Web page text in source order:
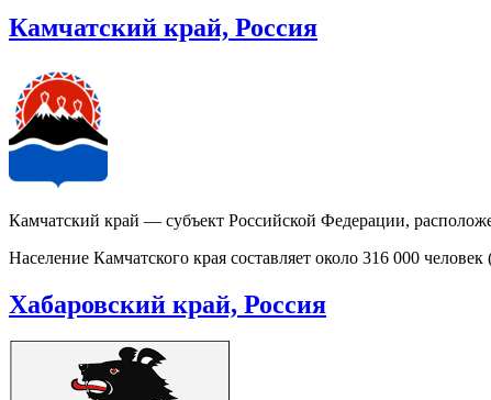
Камчатский край, Россия
Камчатский край — субъект Российской Федерации,
Население Камчатского края составляет около 316 000
Хабаровский край, Россия